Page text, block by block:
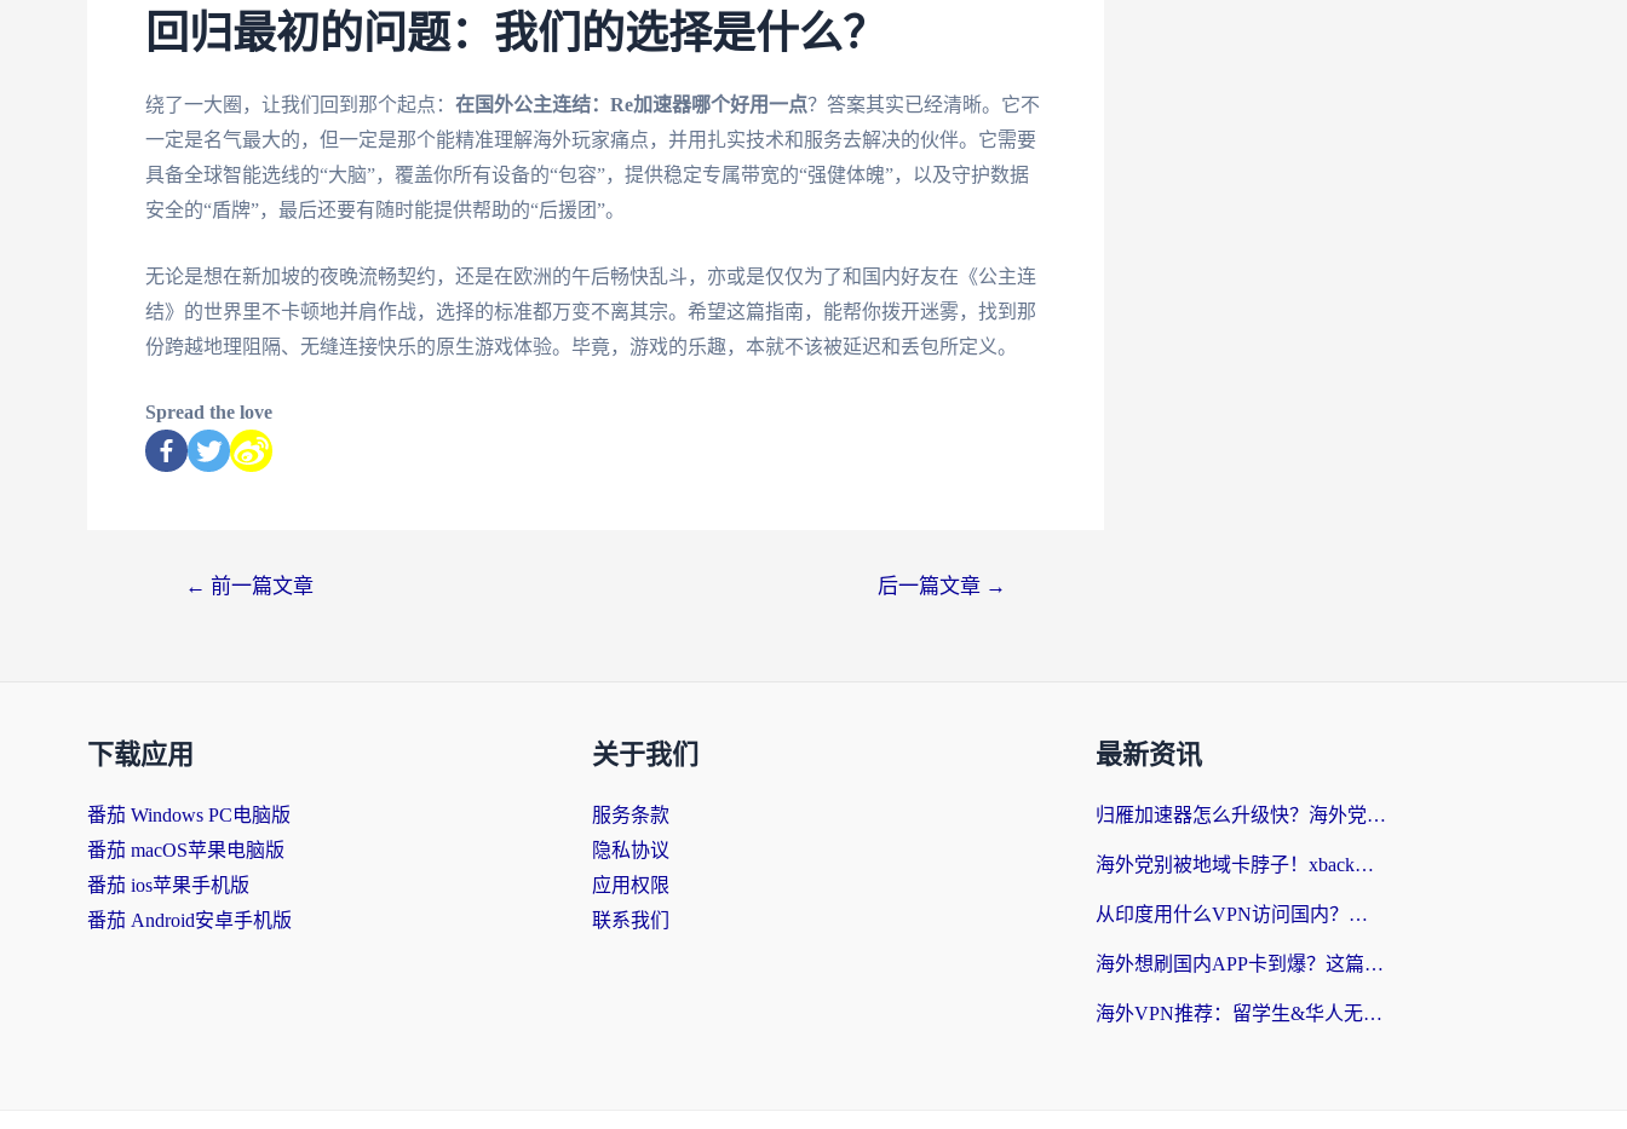
回归最初的问题：我们的选择是什么？
绕了一大圈，让我们回到那个起点： 在国外公主连结：Re加速器哪个好用一点？答案其实已经清晰。它不
一定是名气最大的，但一定是那个能精准理解海外玩家痛点，并用扎实技术和服务去解决的伙伴。它需要
具备全球智能选线的“大脑”，覆盖你所有设备的“包容”，提供稳定专属带宽的“强健体魄”，以及守护数据
安全的“盾牌”，最后还要有随时能提供帮助的“后援团”。
无论是想在新加坡的夜晚流畅契约，还是在欧洲的午后畅快乱斗，亦或是仅仅为了和国内好友在《公主连
结》的世界里不卡顿地并肩作战，选择的标准都万变不离其宗。希望这篇指南，能帮你拨开迷雾，找到那
份跨越地理阻隔、无缝连接快乐的原生游戏体验。毕竟，游戏的乐趣，本就不该被延迟和丢包所定义。
Spread the love
← 前一篇文章 后一篇文章 →
下载应用
番茄 Windows PC电脑版
番茄 macOS苹果电脑版
番茄 ios苹果手机版
番茄 Android安卓手机版
关于我们
服务条款
隐私协议
应用权限
联系我们
最新资讯
归雁加速器怎么升级快？海外党无缝访问国内资源的全攻略（附免费VPN推荐Dcard热门款）
海外党别被地域卡脖子！xback回国加速器选择全攻略，轻松刷剧玩国服
从印度用什么VPN访问国内？海外党亲测的无缝回国上网指南
海外想刷国内APP卡到爆？这篇海外访问国内服务器加速指南帮你解决所有问题
海外VPN推荐：留学生&华人无缝访问国内资源的避坑指南